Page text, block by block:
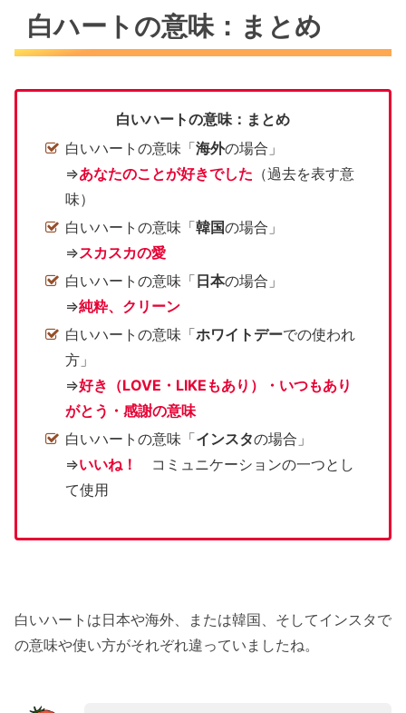
白ハートの意味：まとめ
白いハートの意味：まとめ
白いハートの意味「海外の場合」
⇒あなたのことが好きでした （過去を表す意
味）
白いハートの意味「韓国の場合」
⇒スカスカの愛
白いハートの意味「 日本の場合」
⇒純粋、クリーン
白いハートの意味「ホワイトデーでの使われ
方」
⇒好き（LOVE・LIKEもあり）・いつもあり
がとう・感謝の意味
白いハートの意味「インスタの場合」
⇒いいね！
コミュニケーションの一つとし
て使用
白いハートは日本や海外、または韓国、そしてインスタで
の意味や使い方がそれぞれ違っていましたね。